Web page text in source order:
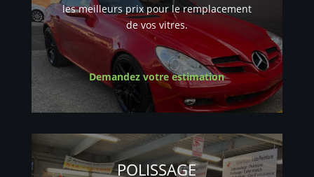
les meilleurs prix pour le remplacement
de vos vitres.
Demandez votre estimation
POLISSAGE